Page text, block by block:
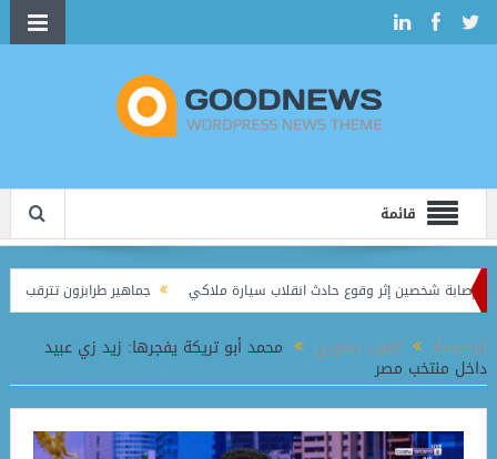
قائمة
شخصين إثر وقوع حادث انقلاب سيارة ملاكي جماهير طرابزون تترقب
الرئيسية التوب ستوري محمد أبو تريكة يفجرها: زيد زي عبيد
داخل منتخب مصر